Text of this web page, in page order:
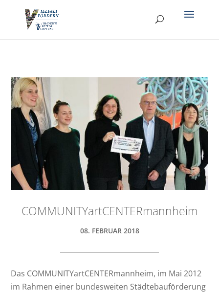
COMMUNITYartCENTERmannheim
08. FEBRUAR 2018
Das COMMUNITYartCENTERmannheim, im Mai 2012
im Rahmen einer bundesweiten Städtebauförderung